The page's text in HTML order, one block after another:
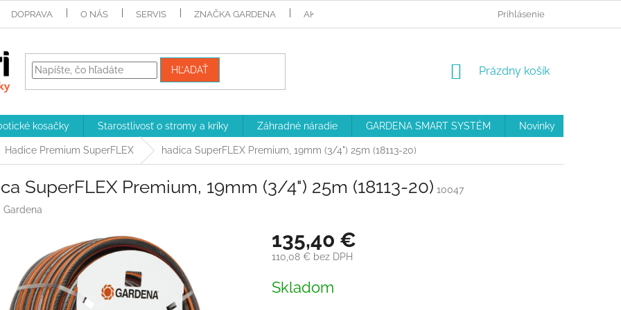
DOPRAVA O NÁS SERVIS ZNAČKA GARDENA AKO NAKUPOVAŤ REKLAMAČNÝ
Prihlásenie
HĽADAŤ
NÁKUPNÝ
Prázdny košík
kosačky Starostlivosť o stromy a kríky Záhradné náradie GARDENA SMART SYSTÉM Novinky
Hadice Premium SuperFLEX hadica SuperFLEX Premium, 19mm (3/4") 25m (18113-20)
SuperFLEX Premium, 19mm (3/4") 25m (18113-20) 10047
Gardena
135,40 €
110,08 € bez DPH
cena:
Skladom